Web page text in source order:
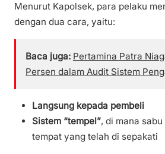
Menurut Kapolsek, para pelaku
dengan dua cara, yaitu:
Baca juga: Pertamina Patra
Persen dalam Audit Sistem
Langsung kepada pembeli
Sistem “tempel”, di mana
tempat yang telah di sepakati